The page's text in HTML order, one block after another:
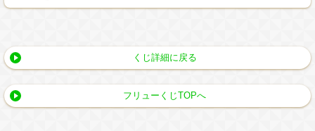
くじ詳細に戻る
フリューくじTOPへ